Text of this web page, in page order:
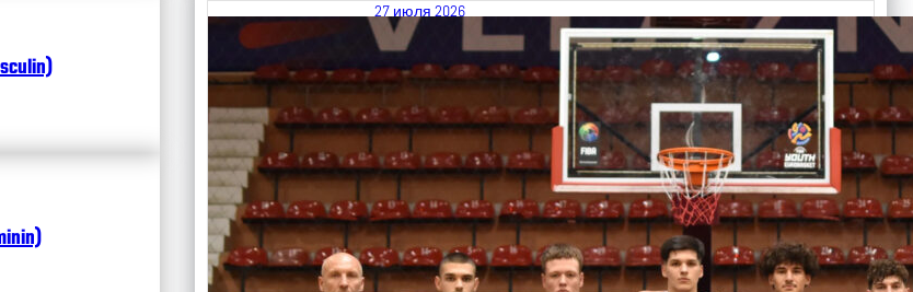
27 июля 2026
Итоги FIBA U18 EuroBasket 2026, Division C
КалендарьТаблица Выберите Обзор Статистика Матч сыгран 0
Читать далее